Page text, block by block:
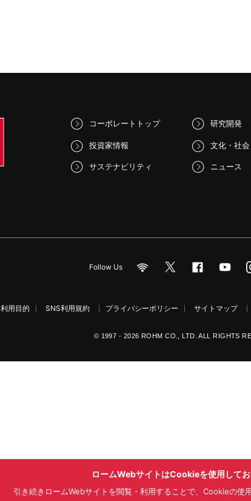
コーポレートトップ
投資家情報
サステナビリティ
研究開発
文化・社会
ニュース
Follow Us
利用目的 SNS利用規約 プライバシーポリシー サイトマップ
© 1997 - 2026 ROHM CO., LTD. ALL RIGHTS
ロームWebサイトはCookieを使用してお
引き続きロームWebサイトを閲覧・利用することで、Cookieの使